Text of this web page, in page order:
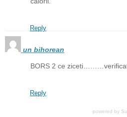
Reply
un bihorean
BORS 2 ce
Reply
powered by